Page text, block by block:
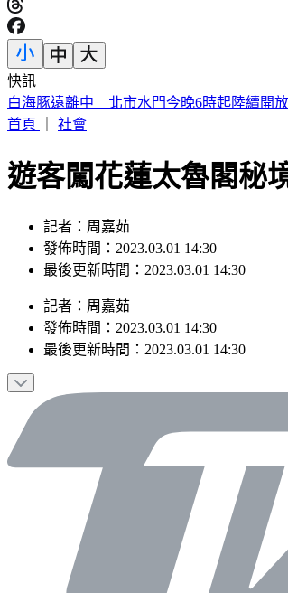
快訊
蔣萬安稱「未發陸警才沒放假」 吳思瑤還
首頁
社會
遊客闖花蓮太魯閣秘
記者：周嘉茹
發佈時間：2023.03.01 14:30
最後更新時間：2023.03.01 14:30
記者 ： 周嘉茹
發佈時間： 2023.03.01 14:30
最後更新時間： 2023.03.01 14:30